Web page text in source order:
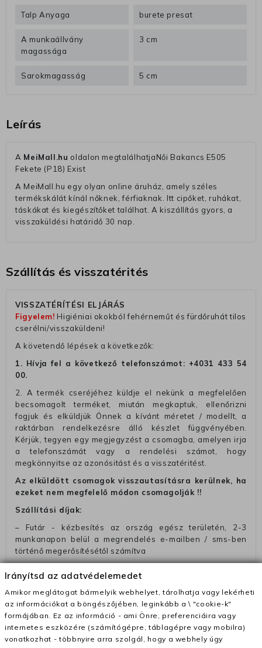
Talp Anyaga burete presat
A munkaállvány
magassága
3 cm
Sarokmagasság 5 cm
Leírás
A MeiMall.hu oldalon megtalálhatjaNői Bakancs E505
Fekete (P18) Exist
A MeiMall.hu egy olyan online áruház, amely széles
termékskálát kínál nőknek, férfiaknak. Itt cipőket, ruhákat,
táskákat és kiegészítőket találhat. A kiszállítás gyors, a
visszaküldési határidő 30 nap.
Szállítás és visszatérités
VISSZATÉRÍTÉSI ELJÁRÁS
Figyelem! Higiéniai okokból fehérneműt és fürdőruhát tilos
cserélni/visszaküldeni!
A követendő lépések a következők:
1. Hívja fel a következő telefonszámot: +4031 433 54
00.
2. A termék cseréjéhez küldje el nekünk a megfelelően
becsomagolt terméket, miután megkaptuk, ellenőrizni
fogjuk és elküldjük Önnek a kívánt méretet / modellt, a
raktárban rendelkezésre álló készlet függvényében.
Kérjük, tegyen egy megjegyzést a csomagba, amelyen irja
a telefonszámát vagy a rendelési számot, hogy
megkönnyitse az azonósitást és a visszatéritést.
Az elküldött csomagok visszautasításra kerülnek, ha
ezeket nem megfelelő módon csomagolják !!
Szállítási díjak:
– Futár - kézbesítés az ország egész területén, 2-3
munkanapon belül a megrendelés e-mailben / sms-ben
történő megerősítésétől számítva
(+400 Ft utánvétte)
– A kapott termék cseréjéért 3780 Ft szállítási díjat
számolunk fel (oda -vissza út)
Pénzvisszatérítés:
Irányítsd az adatvédelemedet
Amikor meglátogat bármelyik webhelyet, tárolhatja vagy lekérheti
az információkat a böngészőjében, leginkább a \ "cookie-k"
formájában. Ez az információ - ami Önre, preferenciáira vagy
internetes eszközére (számítógépre, táblagépre vagy mobilra)
vonatkozhat - többnyire arra szolgál, hogy a webhely úgy